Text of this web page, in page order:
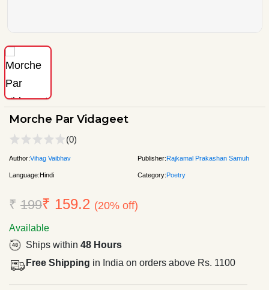
Morche Par Vidageet
(0)
Author:Vihag Vaibhav Publisher:Rajkamal Prakashan Samuh
Language:Hindi Category:Poetry
₹ 199₹ 159.2 (20% off)
Available
Ships within 48 Hours
Free Shipping in India on orders above Rs. 1100